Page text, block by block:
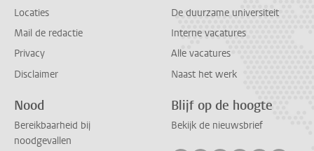
Locaties
Mail de redactie
Privacy
Disclaimer
De duurzame universiteit
Interne vacatures
Alle vacatures
Naast het werk
Nood
Bereikbaarheid bij
noodgevallen
Blijf op de hoogte
Bekijk de nieuwsbrief